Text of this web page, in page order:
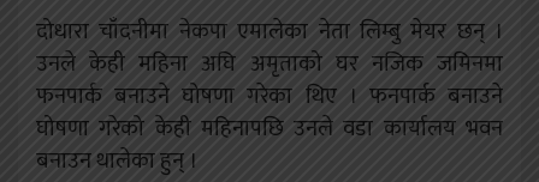
दोधारा चाँदनीमा नेकपा एमालेका नेता लिम्बु मेयर छन् ।
उनले केही महिना अघि अमृताको घर नजिक जमिनमा
फनपार्क बनाउने घोषणा गरेका थिए । फनपार्क बनाउने
घोषणा गरेको केही महिनापछि उनले वडा कार्यालय भवन
बनाउन थालेका हुन् ।